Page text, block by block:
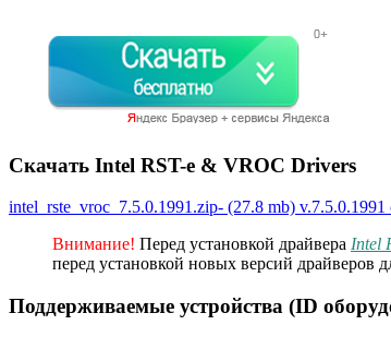
Скачать Intel RST-e & VROC Drivers
intel_rste_vroc_7.5.0.1991.zip- (27.8 mb) v.7.5.0.1991
Внимание! Перед установкой драйвера Intel
перед установкой новых версий драйверов
Поддерживаемые устройства (ID